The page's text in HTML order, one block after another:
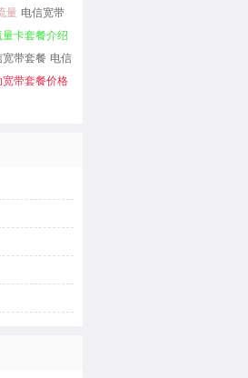
量 电信宽带
量卡套餐介绍
宽带套餐 电信
宽带套餐价格